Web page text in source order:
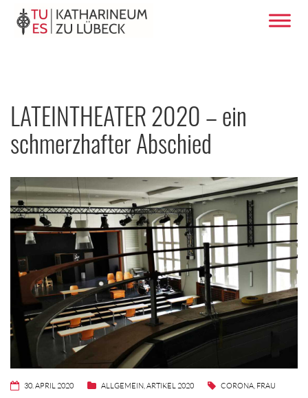
LATEINTHEATER 2020 – ein
schmerzhafter Abschied
30. APRIL 2020 ALLGEMEIN ARTIKEL 2020 CORONA FRAU